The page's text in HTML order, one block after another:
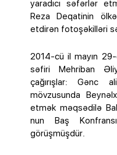
yaradıcı səfərlər
Reza Deqatinin
etdirən fotoşəkilləri
2014-cü il mayın 29-
səfiri Mehriban
çağırışlar: Gənc
mövzusunda
etmək məqsədilə
nun Baş
görüşmüşdür.